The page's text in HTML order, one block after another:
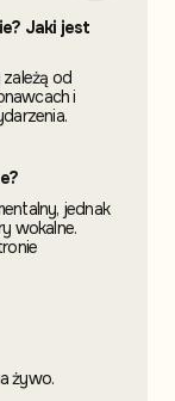
Jaki jest
od
i
jednak
wokalne.
żywo.